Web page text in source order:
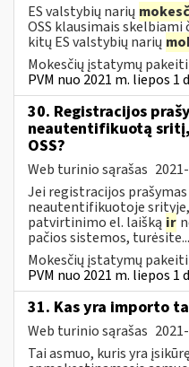
ES valstybių narių
OSS klausimais
kitų ES valstybių narių
Mokesčių įstatymų
PVM nuo 2021 m. liepos 1
30. Registracijos
neautentifikuotą
OSS?
Web turinio sąrašas
Jei registracijos
neautentifikuotoje
patvirtinimo el. laišką ir
pačios sistemos, turėsite...
Mokesčių įstatymų
PVM nuo 2021 m. liepos 1
31. Kas yra importo
Web turinio sąrašas
Tai asmuo, kuris yra